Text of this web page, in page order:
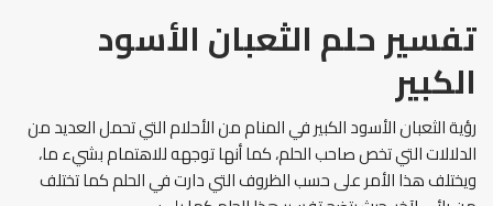
تفسير حلم الثعبان الأسود
الكبير
رؤية الثعبان الأسود الكبير في المنام من الأحلام التي تحمل العديد من
الدلالات التي تخص صاحب الحلم، كما أنها توجهه للاهتمام بشيء ما،
ويختلف هذا الأمر على حسب الظروف التي دارت في الحلم كما تختلف